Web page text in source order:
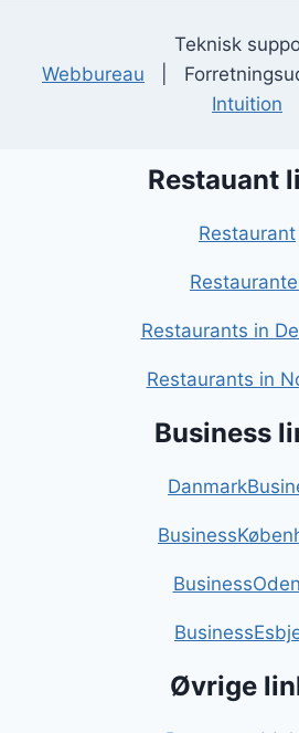
Teknisk
Webbureau |
Intuition
Restauant
Restaurant
Restaurants in
Restaurants in
Business
Øvrige